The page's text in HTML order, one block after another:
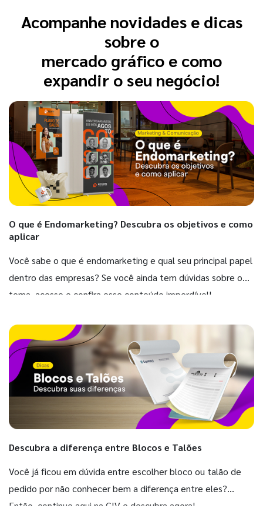
Acompanhe novidades e dicas
sobre o
mercado gráfico e como
expandir o seu negócio!
O que é Endomarketing? Descubra os objetivos e como
aplicar
Você sabe o que é endomarketing e qual seu principal papel
dentro das empresas? Se você ainda tem dúvidas sobre o
tema, acesse e confira esse conteúdo imperdível!
Descubra a diferença entre Blocos e Talões
Você já ficou em dúvida entre escolher bloco ou talão de
pedido por não conhecer bem a diferença entre eles?
Então, continue aqui na GIV e descubra agora!